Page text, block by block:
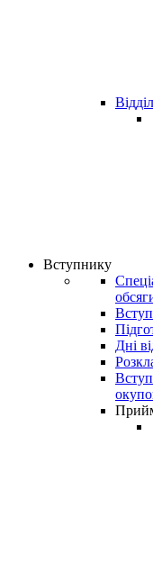
Вступнику
Дні